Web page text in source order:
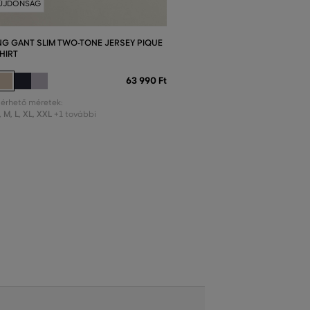
GANT SLIM TWO-TONE JERSEY PIQUE
63 990 Ft
méretek:
, M, L, XL, XXL +1 további